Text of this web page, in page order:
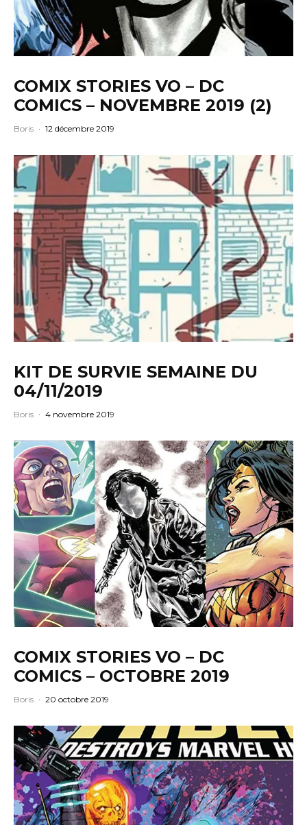
COMIX STORIES VO – DC
COMICS – NOVEMBRE 2019 (2)
Boris · 12 décembre 2019
KIT DE SURVIE SEMAINE DU
04/11/2019
Boris · 4 novembre 2019
COMIX STORIES VO – DC
COMICS – OCTOBRE 2019
Boris · 20 octobre 2019